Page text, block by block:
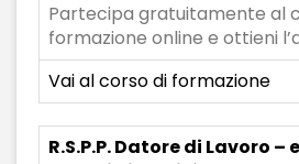
Partecipa gratuitamente al
formazione online e ottieni
Vai al corso di formazione
R.S.P.P. Datore di Lavoro